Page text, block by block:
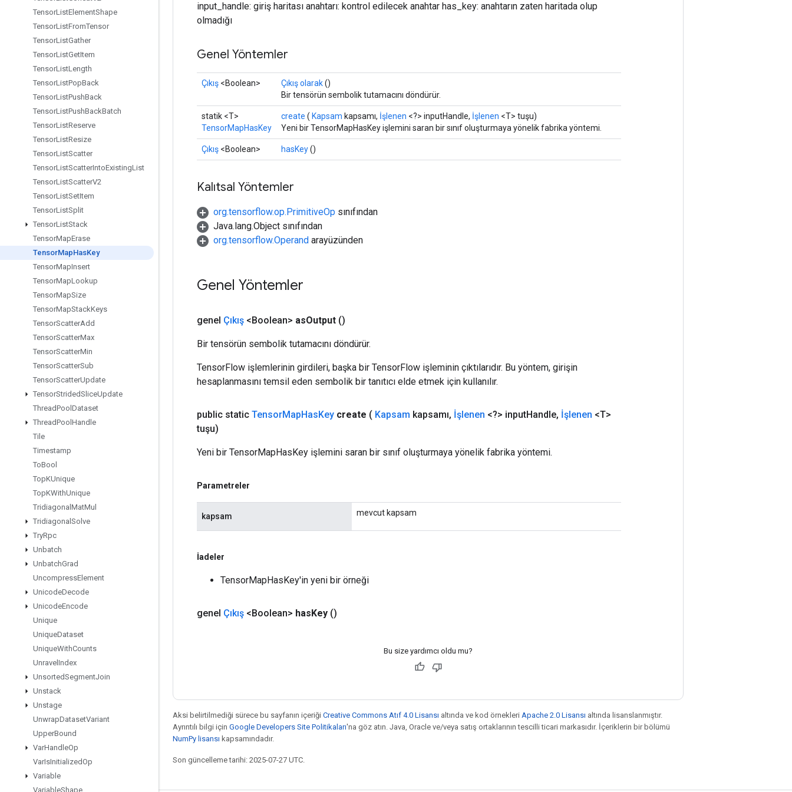
TensorListElementShape
TensorListFromTensor
TensorListGather
TensorListGetItem
TensorListLength
TensorListPopBack
TensorListPushBack
TensorListPushBackBatch
TensorListReserve
TensorListResize
TensorListScatter
TensorListScatterIntoExistingList
TensorListScatterV2
TensorListSetItem
TensorListSplit
TensorListStack
TensorMapErase
TensorMapHasKey
TensorMapInsert
TensorMapLookup
TensorMapSize
TensorMapStackKeys
TensorScatterAdd
TensorScatterMax
TensorScatterMin
TensorScatterSub
TensorScatterUpdate
TensorStridedSliceUpdate
ThreadPool Dataset
ThreadPool Handle
Tile
Timestamp
ToBool
TopKUnique
TopKWithUnique
Tridiagonal MatMul
Tridiagonal Solve
TryRpc
Unbatch
UnbatchGrad
UncompressElement
UnicodeDecode
UnicodeEncode
Unique
UniqueDataset
UniqueWithCounts
Unravel Index
UnsortedSegmentJoin
Unstack
Unstage
UnwrapDatasetVariant
UpperBound
VarHandleOp
VarIsInitializedOp
Variable
VariableShape
input_handle: giriş haritası anahtarı: kontrol edilecek anahtar has_key: anahtarın zaten haritada olup
olmadığı
Genel Yöntemler
Çıkış <Boolean> Çıkış olarak()
Bir tensörün sembolik tutamacını döndürür.
statik <T>
TensorMapHasKey
create ( Kapsam kapsamı, İşlenen <?> inputHandle, İşlenen <T> tuşu)
Yeni bir TensorMapHasKey işlemini saran bir sınıf oluşturmaya yönelik fabrika yöntemi.
Çıkış <Boolean> hasKey()
Kalıtsal Yöntemler
org.tensorflow.op.PrimitiveOp sınıfından
Java.lang.Object sınıfından
org.tensorflow.Operand arayüzünden
Genel Yöntemler
genel Çıkış <Boolean> asOutput ()
Bir tensörün sembolik tutamacını döndürür.
TensorFlow işlemlerinin girdileri, başka bir TensorFlow işleminin çıktılarıdır. Bu yöntem, girişin
hesaplanmasını temsil eden sembolik bir tanıtıcı elde etmek için kullanılır.
public static TensorMapHasKey create ( Kapsam kapsamı, İşlenen <?> inputHandle, İşlenen <T>
tuşu)
Yeni bir TensorMapHasKey işlemini saran bir sınıf oluşturmaya yönelik fabrika yöntemi.
Parametreler
kapsam mevcut kapsam
İadeler
TensorMapHasKey'in yeni bir örneği
genel Çıkış <Boolean> hasKey ()
Bu size yardımcı oldu mu?
Aksi belirtilmediği sürece bu sayfanın içeriği Creative Commons Atıf 4.0 Lisansı altında ve kod örnekleri Apache 2.0 Lisansı altında lisanslanmıştır.
Ayrıntılı bilgi için Google Developers Site Politikaları'na göz atın. Java, Oracle ve/veya satış ortaklarının tescilli ticari markasıdır. İçeriklerin bir bölümü
NumPy lisansı kapsamındadır.
Son güncelleme tarihi: 2025-07-27 UTC.